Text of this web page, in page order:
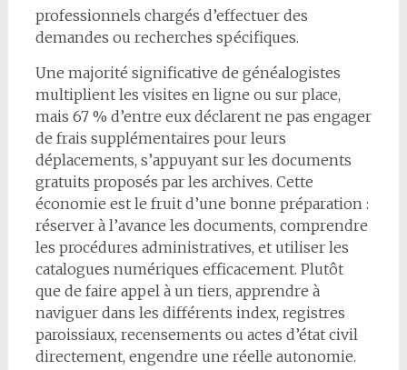
professionnels chargés d’effectuer des
demandes ou recherches spécifiques.
Une majorité significative de généalogistes
multiplient les visites en ligne ou sur place,
mais 67 % d’entre eux déclarent ne pas engager
de frais supplémentaires pour leurs
déplacements, s’appuyant sur les documents
gratuits proposés par les archives. Cette
économie est le fruit d’une bonne préparation :
réserver à l’avance les documents, comprendre
les procédures administratives, et utiliser les
catalogues numériques efficacement. Plutôt
que de faire appel à un tiers, apprendre à
naviguer dans les différents index, registres
paroissiaux, recensements ou actes d’état civil
directement, engendre une réelle autonomie.